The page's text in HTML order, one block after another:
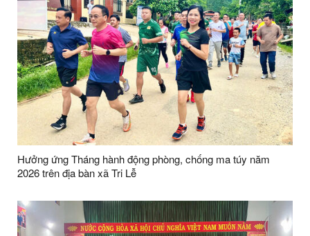
Hưởng ứng Tháng hành động phòng, chống ma túy năm
2026 trên địa bàn xã Tri Lễ